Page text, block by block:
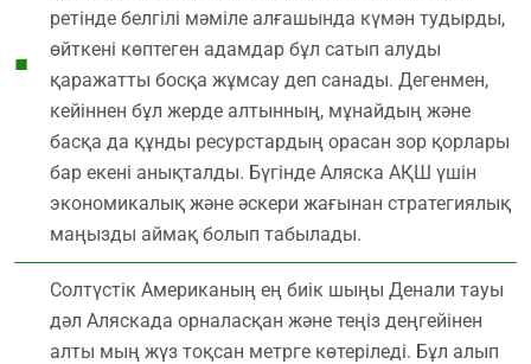
ретінде белгілі мәміле алғашында күмән тудырды,
өйткені көптеген адамдар бұл сатып алуды
қаражатты босқа жұмсау деп санады. Дегенмен,
кейіннен бұл жерде алтынның, мұнайдың және
басқа да құнды ресурстардың орасан зор қорлары
бар екені анықталды. Бүгінде Аляска АҚШ үшін
экономикалық және әскери жағынан стратегиялық
маңызды аймақ болып табылады.
Солтүстік Американың ең биік шыңы Денали тауы
дәл Аляскада орналасқан және теңіз деңгейінен
алты мың жүз тоқсан метрге көтеріледі. Бұл алып